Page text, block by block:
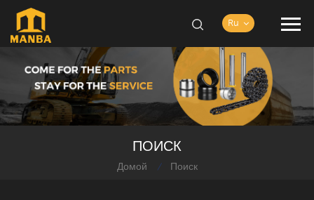
Ru
ПОИСК
Домой / Поиск